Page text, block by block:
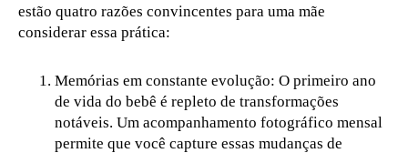
estão quatro razões convincentes para uma mãe
considerar essa prática:
Memórias em constante evolução: O primeiro ano
de vida do bebê é repleto de transformações
notáveis. Um acompanhamento fotográfico mensal
permite que você capture essas mudanças de